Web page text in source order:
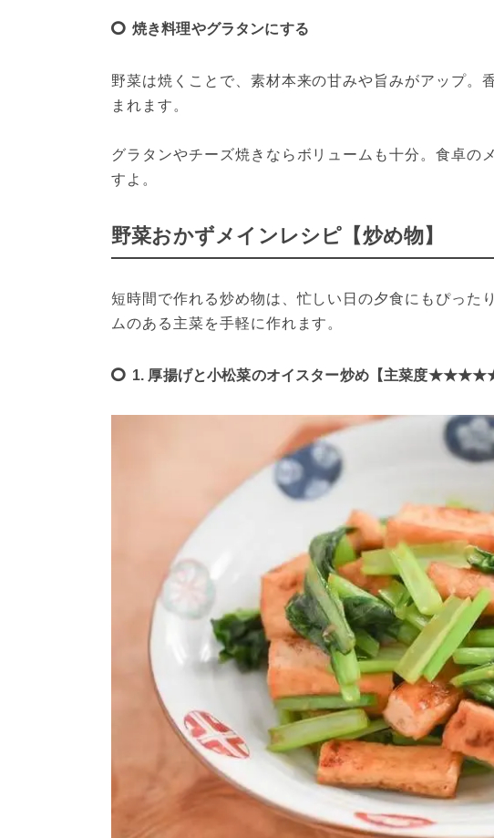
焼き料理やグラタンにする
野菜は焼くことで、素材本来の甘みや旨みがアップ。
まれます。
グラタンやチーズ焼きならボリュームも十分。食卓の
すよ。
野菜おかずメインレシピ【炒め物】
短時間で作れる炒め物は、忙しい日の夕食にもぴった
ムのある主菜を手軽に作れます。
1. 厚揚げと小松菜のオイスター炒め【主菜度